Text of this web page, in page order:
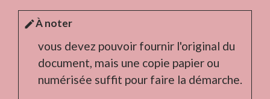
editÀ noter
vous devez pouvoir fournir l'original du
document, mais une copie papier ou
numérisée suffit pour faire la démarche.